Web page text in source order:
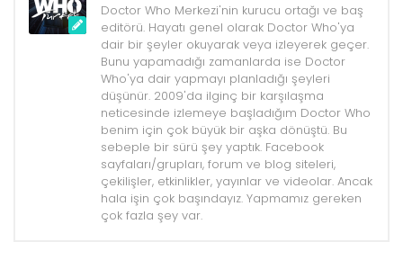
Doctor Who Merkezi'nin kurucu ortağı ve baş
editörü. Hayatı genel olarak Doctor Who'ya
dair bir şeyler okuyarak veya izleyerek geçer.
Bunu yapamadığı zamanlarda ise Doctor
Who'ya dair yapmayı planladığı şeyleri
düşünür. 2009'da ilginç bir karşılaşma
neticesinde izlemeye başladığım Doctor Who
benim için çok büyük bir aşka dönüştü. Bu
sebeple bir sürü şey yaptık. Facebook
sayfaları/grupları, forum ve blog siteleri,
çekilişler, etkinlikler, yayınlar ve videolar. Ancak
hala işin çok başındayız. Yapmamız gereken
çok fazla şey var.